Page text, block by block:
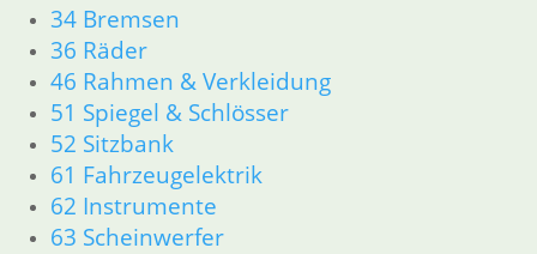
34 Bremsen
36 Räder
46 Rahmen & Verkleidung
51 Spiegel & Schlösser
52 Sitzbank
61 Fahrzeugelektrik
62 Instrumente
63 Scheinwerfer